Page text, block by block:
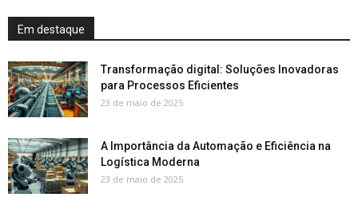
Em destaque
Transformação digital: Soluções Inovadoras
para Processos Eficientes
23 de maio de 2025
A Importância da Automação e Eficiência na
Logística Moderna
23 de maio de 2025